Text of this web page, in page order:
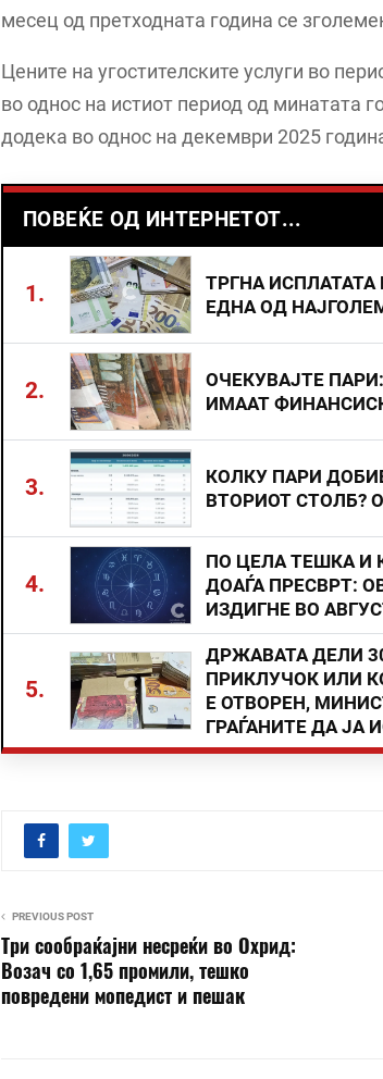
месец од претходната година се
Цените на угостителските услуги во
во однос на истиот период од минатата
додека во однос на декември 2025
ПОВЕЌЕ ОД ИНТЕРНЕТОТ...
1.
ТРГНА
ЕДНА ОД
2.
ОЧЕКУВАЈТЕ
ИМААТ
3.
КОЛКУ ПАРИ
ВТОРИОТ СТОЛБ?
4.
ПО ЦЕЛА ТЕШКА И
ДОАЃА ПРЕСВРТ:
ИЗДИГНЕ ВО
5.
ДРЖАВАТА ДЕЛИ
ПРИКЛУЧОК ИЛИ
Е ОТВОРЕН,
ГРАЃАНИТЕ ДА ЈА
PREVIOUS POST
Три сообраќајни несреќи во Охрид:
Возач со 1,65 промили, тешко
повредени мопедист и пешак